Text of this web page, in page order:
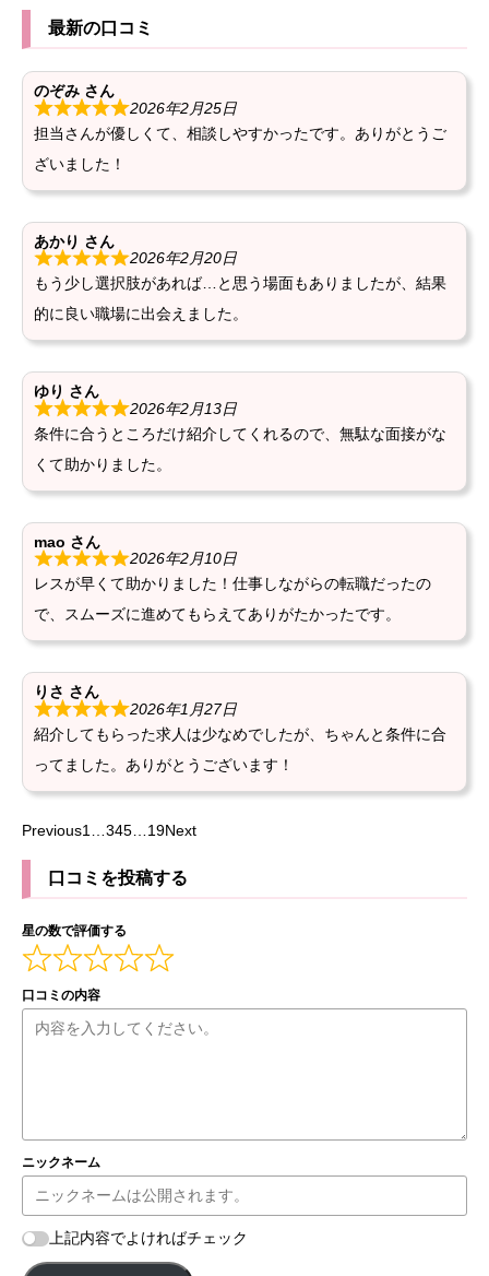
最新の口コミ
2026年2月25日
担当さんが優しくて、相談しやすかったです。ありがとうご
ざいました！
のぞみ さん
2026年2月20日
もう少し選択肢があれば…と思う場面もありましたが、結果
的に良い職場に出会えました。
あかり さん
2026年2月13日
条件に合うところだけ紹介してくれるので、無駄な面接がな
くて助かりました。
ゆり さん
2026年2月10日
レスが早くて助かりました！仕事しながらの転職だったの
で、スムーズに進めてもらえてありがたかったです。
mao さん
2026年1月27日
紹介してもらった求人は少なめでしたが、ちゃんと条件に合
ってました。ありがとうございます！
りさ さん
Site
Reviews
navigation
PreviousPage
1 Page
3Page
4Page
5 Page
19Next
口コミを投稿する
星の数で評価する
口コミの内容
ニックネーム
上記内容でよければチェック